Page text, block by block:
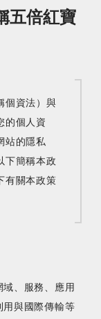
樓
五倍紅寶
個資法）與
的個人資
站的隱私
下簡稱本政
有關本政策
、服務、應用
用與國際傳輸等